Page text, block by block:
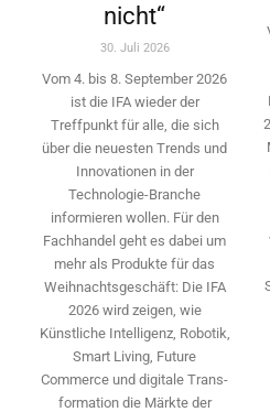
nicht“
30. Juli 2026
Vom 4. bis 8. September 2026
ist die IFA wieder der
Treffpunkt für alle, die sich
über die neuesten Trends und
Innovationen in der
Technologie-­Branche
informieren wollen. Für den
Fachhandel geht es dabei um
mehr als Produkte für das
Weihnachtsgeschäft: Die IFA
2026 wird ­zeigen, wie
Künstliche Intelligenz, Robotik,
Smart Living, Future
Commerce und digitale Trans­
formation die Märkte der